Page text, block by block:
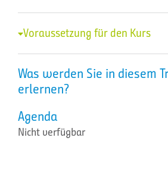
Voraussetzung für den Kurs
Was werden Sie in diesem
erlernen?
Agenda
Nicht verfügbar